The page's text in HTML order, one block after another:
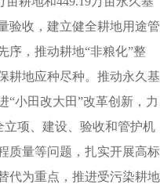
验收，建立健全耕地用途管
序，推动耕地“非粮化”整
耕地应种尽种。推动永久基
“小田改大田”改革创新，力
项、建设、验收和管护机
质量等问题，扎实开展高标
代为重点，推进受污染耕地